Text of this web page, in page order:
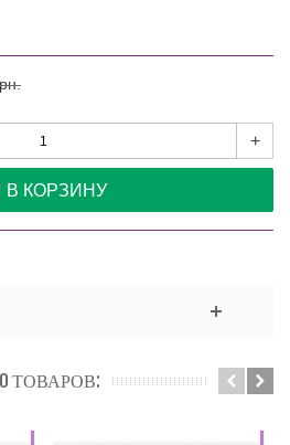
+
В КОРЗИНУ
ТОВАРОВ: